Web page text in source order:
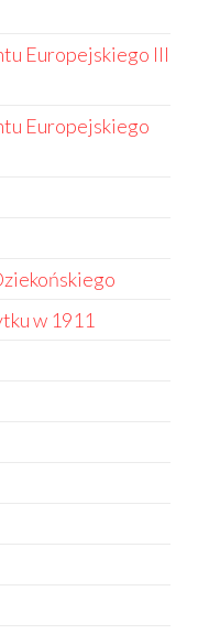
Europejskiego III
Europejskiego
w 1911